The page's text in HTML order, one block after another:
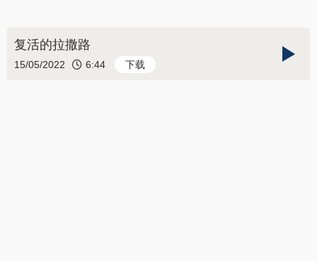
复活的拉撒路
15/05/2022 6:44 下载